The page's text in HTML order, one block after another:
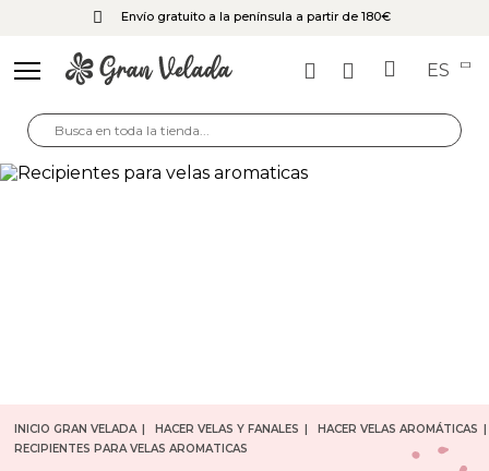
Envío gratuito a la península a partir de 180€
ES
INICIO GRAN VELADA HACER VELAS Y FANALES
HACER VELAS AROMÁTICAS
RECIPIENTES PARA VELAS AROMATICAS